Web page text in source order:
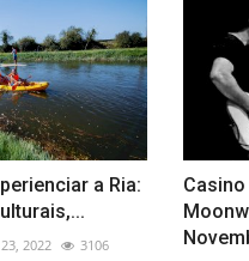
a Ria:
2022 3106
de Museu de
distinguido
Revista Descla Jan 15, 2021